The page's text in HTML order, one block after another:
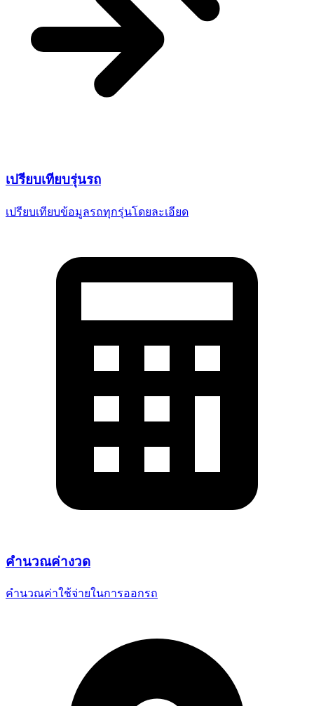
เปรียบเทียบรุ่นรถ
เปรียบเทียบข้อมูลรถทุกรุ่นโดยละเอียด
คำนวณค่างวด
คำนวณค่าใช้จ่ายในการออกรถ